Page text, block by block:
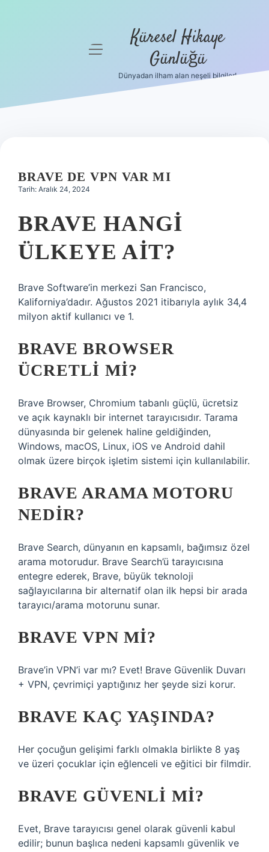
Hakkımızda
menüyü
Küresel Hikaye
Günlüğü
Dünyadan ilham alan neşeli bilgiler!
BRAVE DE VPN VAR MI
Tarih: Aralık 24, 2024
BRAVE HANGI
ÜLKEYE AIT?
Brave Software’in merkezi San Francisco,
Kaliforniya’dadır. Ağustos 2021 itibarıyla aylık 34,4
milyon aktif kullanıcı ve 1.
BRAVE BROWSER
ÜCRETLI MI?
Brave Browser, Chromium tabanlı güçlü, ücretsiz
ve açık kaynaklı bir internet tarayıcısıdır. Tarama
dünyasında bir gelenek haline geldiğinden,
Windows, macOS, Linux, iOS ve Android dahil
olmak üzere birçok işletim sistemi için kullanılabilir.
BRAVE ARAMA MOTORU
NEDIR?
Brave Search, dünyanın en kapsamlı, bağımsız özel
arama motorudur. Brave Search’ü tarayıcısına
entegre ederek, Brave, büyük teknoloji
sağlayıcılarına bir alternatif olan ilk hepsi bir arada
tarayıcı/arama motorunu sunar.
BRAVE VPN MI?
Brave’in VPN’i var mı? Evet! Brave Güvenlik Duvarı
+ VPN, çevrimiçi yaptığınız her şeyde sizi korur.
BRAVE KAÇ YAŞINDA?
Her çocuğun gelişimi farklı olmakla birlikte 8 yaş
ve üzeri çocuklar için eğlenceli ve eğitici bir filmdir.
BRAVE GÜVENLI MI?
Evet, Brave tarayıcısı genel olarak güvenli kabul
edilir; bunun başlıca nedeni kapsamlı güvenlik ve